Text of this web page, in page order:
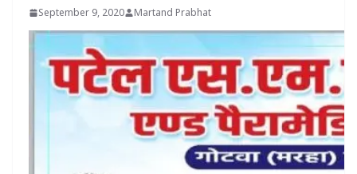
September 9, 2020 Martand Prabhat